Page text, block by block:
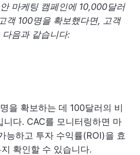
마케팅 캠페인에 10,000달러
객 100명을 확보했다면, 고객
음과 같습니다:
을 확보하는 데 100달러의 비
니다. CAC를 모니터링하면 마
능하고 투자 수익률(ROI)을 효
확인할 수 있습니다.